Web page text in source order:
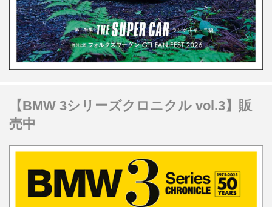
【BMW 3シリーズクロニクル vol.3】販
売中